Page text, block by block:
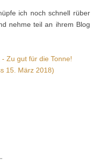
ich noch schnell rüber
nehme teil an ihrem Blog